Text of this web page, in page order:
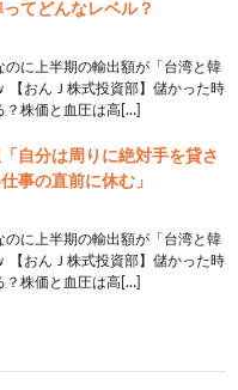
てどんなレベル？
のに上半期の輸出額が「台湾と韓
【おんＪ株式投資部】儲かった時
？株価と血圧は高[…]
自分は周りに絶対手を貸さ
事の直前に休む」
のに上半期の輸出額が「台湾と韓
【おんＪ株式投資部】儲かった時
？株価と血圧は高[…]